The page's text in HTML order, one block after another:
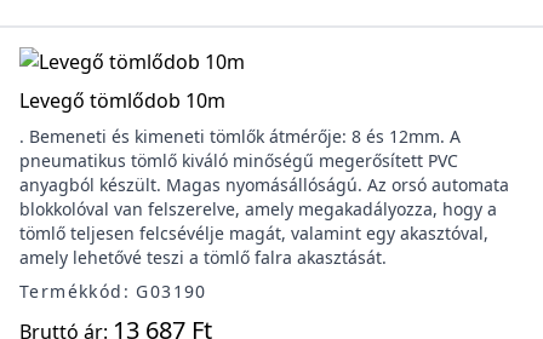
Levegő tömlődob 10m
. Bemeneti és kimeneti tömlők átmérője: 8 és 12mm. A
pneumatikus tömlő kiváló minőségű megerősített PVC
anyagból készült. Magas nyomásállóságú. Az orsó automata
blokkolóval van felszerelve, amely megakadályozza, hogy a
tömlő teljesen felcsévélje magát, valamint egy akasztóval,
amely lehetővé teszi a tömlő falra akasztását.
Termékkód: G03190
Bruttó ár: 13 687 Ft